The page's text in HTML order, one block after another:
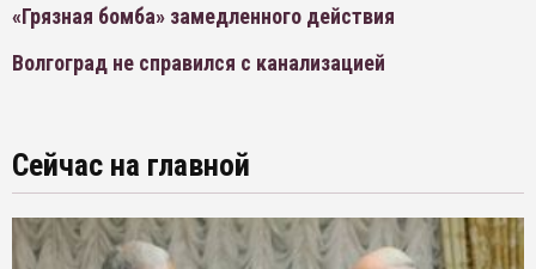
«Грязная бомба» замедленного действия
Волгоград не справился с канализацией
Сейчас на главной